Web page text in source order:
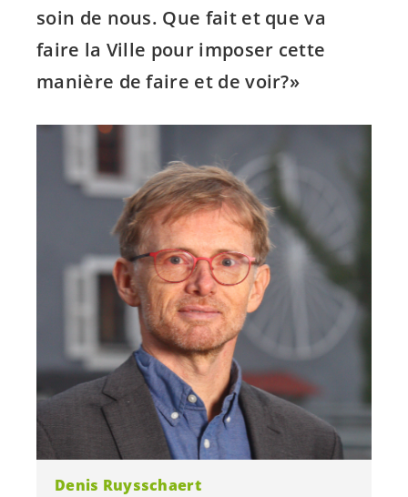
soin de nous. Que fait et que va
faire la Ville pour imposer cette
manière de faire et de voir?»
Denis Ruysschaert